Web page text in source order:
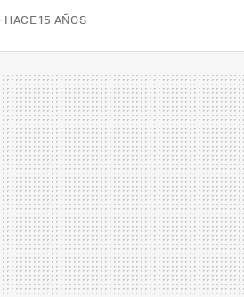
HACE 15 AÑOS